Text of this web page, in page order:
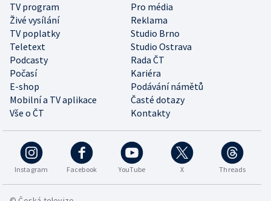
TV program
Pro média
Živé vysílání
Reklama
TV poplatky
Studio Brno
Teletext
Studio Ostrava
Podcasty
Rada ČT
Počasí
Kariéra
E-shop
Podávání námětů
Mobilní a TV aplikace
Časté dotazy
Vše o ČT
Kontakty
Instagram Facebook YouTube X Threads